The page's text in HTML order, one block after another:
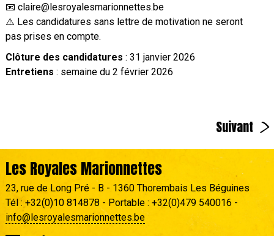
📧 claire@lesroyalesmarionnettes.be
⚠️ Les candidatures sans lettre de motivation ne seront
pas prises en compte.
Clôture des candidatures : 31 janvier 2026
Entretiens : semaine du 2 février 2026
Suivant >
Les Royales Marionnettes
23, rue de Long Pré - B - 1360 Thorembais Les Béguines
Tél : +32(0)10 814878 - Portable : +32(0)479 540016 -
info@lesroyalesmarionnettes.be